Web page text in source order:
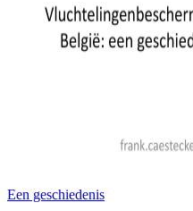
Een geschiedenis